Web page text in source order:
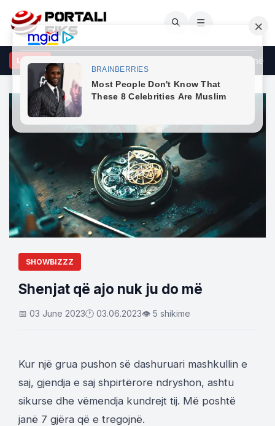
🔍 ☰
LAJME
gati 30 vitesh, Shakira rikrijon foton legjendare që u kthye në
SHOWBIZZZ
Shenjat që ajo nuk ju do më
📅 03 June 2023🕐 03.06.2023👁 5 shikime
Kur një grua pushon së dashuruari mashkullin e
saj, gjendja e saj shpirtërore ndryshon, ashtu
sikurse dhe vëmendja kundrejt tij. Më poshtë
janë 7 gjëra që e tregojnë.